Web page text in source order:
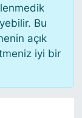
Bu
açık
iyi bir